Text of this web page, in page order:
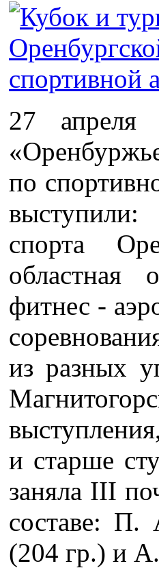
27
по
выступили:
спорта
областная
фитнес -
из разных
и старше
заняла III
составе:
(204 гр.) и